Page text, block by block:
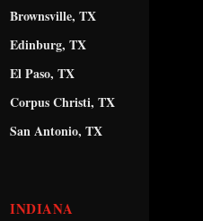
Brownsville, TX
Edinburg, TX
El Paso, TX
Corpus Christi, TX
San Antonio, TX
INDIANA